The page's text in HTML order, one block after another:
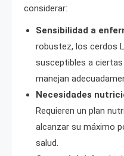
considerar:
Sensibilidad a
robustez, los cerdos
susceptibles a
manejan
Necesidades
Requieren un plan
alcanzar su máximo
salud.